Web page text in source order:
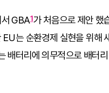
GBA1가 처음으로 제안 했
는 순환경제 실현을 위
배터리에 의무적으로 배터